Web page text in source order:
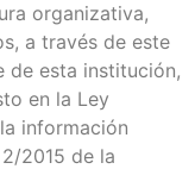
organizativa,
a través de este
de esta institución,
en la Ley
información
2015 de la